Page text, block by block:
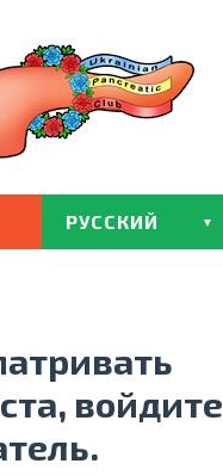
РУССКИЙ
войдите